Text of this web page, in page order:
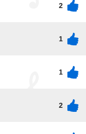
2
1
1
2